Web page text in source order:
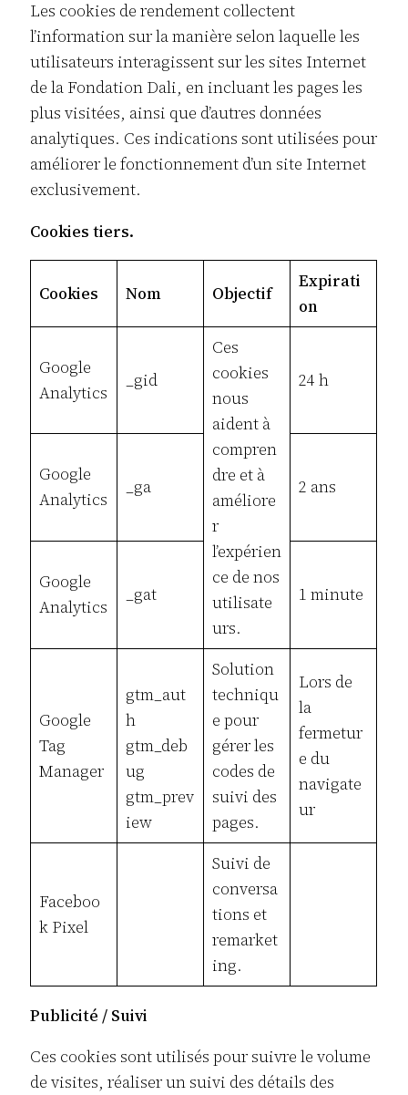
Les cookies de rendement collectent
l’information sur la manière selon laquelle les
utilisateurs interagissent sur les sites Internet
de la Fondation Dali, en incluant les pages les
plus visitées, ainsi que d’autres données
analytiques. Ces indications sont utilisées pour
améliorer le fonctionnement d’un site Internet
exclusivement.
Cookies tiers.
Cookies Nom Objectif
Expirati
on
Google
Analytics
_gid
Ces
cookies
nous
aident à
compren
dre et à
améliore
r
l’expérien
ce de nos
utilisate
urs.
24 h
Google
Analytics
_ga 2 ans
Google
Analytics
_gat 1 minute
Google
Tag
Manager
gtm_aut
h
gtm_deb
ug
gtm_prev
iew
Solution
techniqu
e pour
gérer les
codes de
suivi des
pages.
Lors de
la
fermetur
e du
navigate
ur
Faceboo
k Pixel
Suivi de
conversa
tions et
remarket
ing.
Publicité / Suivi
Ces cookies sont utilisés pour suivre le volume
de visites, réaliser un suivi des détails des